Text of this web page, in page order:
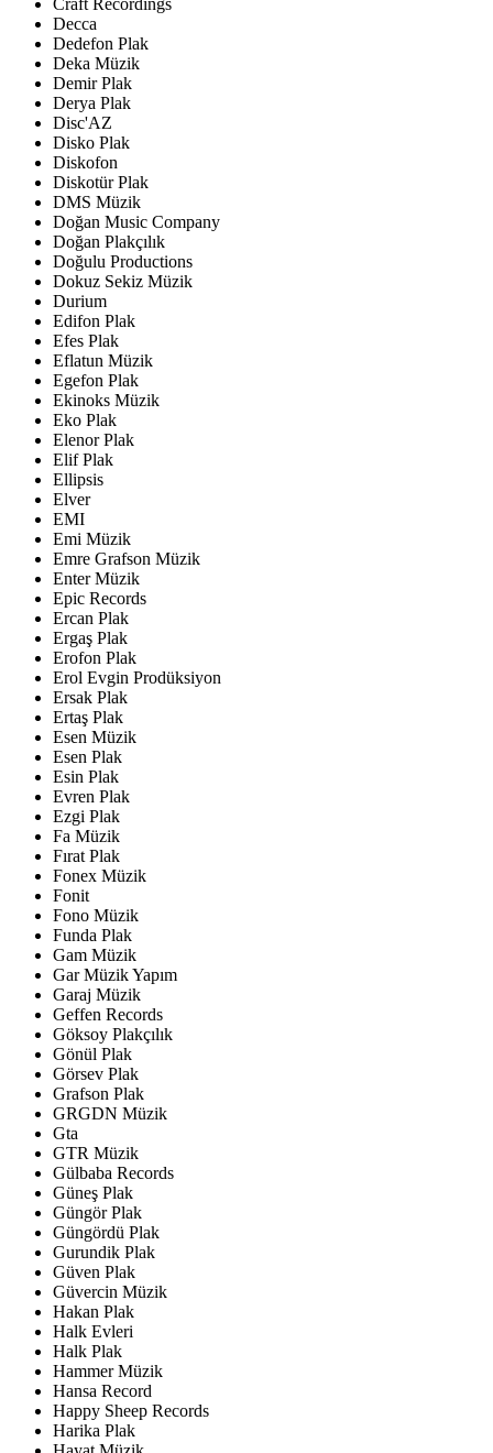
Decca
Dedefon Plak
Deka Müzik
Demir Plak
Derya Plak
Disc'AZ
Disko Plak
Diskofon
Diskotür Plak
DMS Müzik
Doğan Music Company
Doğan Plakçılık
Doğulu Productions
Dokuz Sekiz Müzik
Durium
Edifon Plak
Efes Plak
Eflatun Müzik
Egefon Plak
Ekinoks Müzik
Eko Plak
Elenor Plak
Elif Plak
Ellipsis
Elver
EMI
Emi Müzik
Emre Grafson Müzik
Enter Müzik
Epic Records
Ercan Plak
Ergaş Plak
Erofon Plak
Erol Evgin Prodüksiyon
Ersak Plak
Ertaş Plak
Esen Müzik
Esen Plak
Esin Plak
Evren Plak
Ezgi Plak
Fa Müzik
Fırat Plak
Fonex Müzik
Fonit
Fono Müzik
Funda Plak
Gam Müzik
Gar Müzik Yapım
Garaj Müzik
Geffen Records
Göksoy Plakçılık
Gönül Plak
Görsev Plak
Grafson Plak
GRGDN Müzik
Gta
GTR Müzik
Gülbaba Records
Güneş Plak
Güngör Plak
Güngördü Plak
Gurundik Plak
Güven Plak
Güvercin Müzik
Hakan Plak
Halk Evleri
Halk Plak
Hammer Müzik
Hansa Record
Happy Sheep Records
Harika Plak